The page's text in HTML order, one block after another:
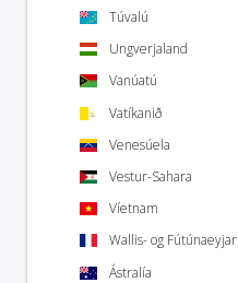
Túvalú
Ungverjaland
Vanúatú
Vatíkanið
Venesúela
Vestur-Sahara
Víetnam
Wallis- og Fútúnaeyjar
Ástralía